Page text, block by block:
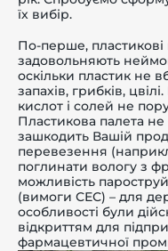
їх вибір.
По-перше, пластикові
задовольняють
оскільки пластик не
запахів, грибків,
кислот і солей не
Пластикова палета не
зашкодить Вашій
перевезення
поглинати вологу з
можливість
(вимоги СЕС) – для
особливості були
відкриттям для
фармацевтичної